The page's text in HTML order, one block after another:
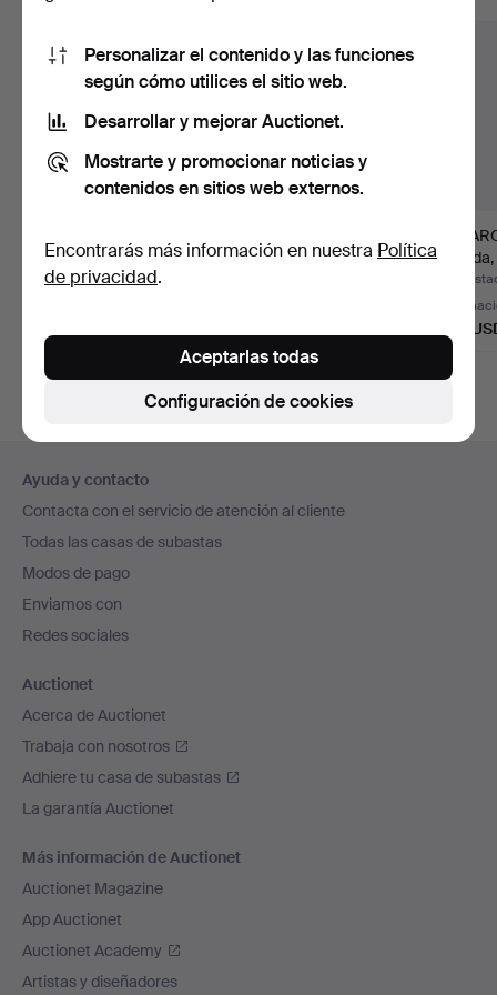
cm de altura, segun…
Subastado 30 jun 2026
siglo XIX, mármol, 31
altura,
106
en
el
pie
de
página
Ayuda y contacto
Contacta con el servicio de atención al cliente
Todas las casas de subastas
Modos de pago
Enviamos con
Redes sociales
Auctionet
Acerca de Auctionet
Trabaja con nosotros
Adhiere tu casa de subastas
La garantía Auctionet
Más información de Auctionet
Auctionet Magazine
App Auctionet
Auctionet Academy
Artistas y diseñadores
Personalizar el contenido y las funciones
según cómo utilices el sitio web.
Desarrollar y mejorar Auctionet.
Mostrarte y promocionar noticias y
contenidos en sitios web externos.
Encontrarás más información en nuestra Política
de privacidad.
Configuración de cookies
Aceptarlas todas